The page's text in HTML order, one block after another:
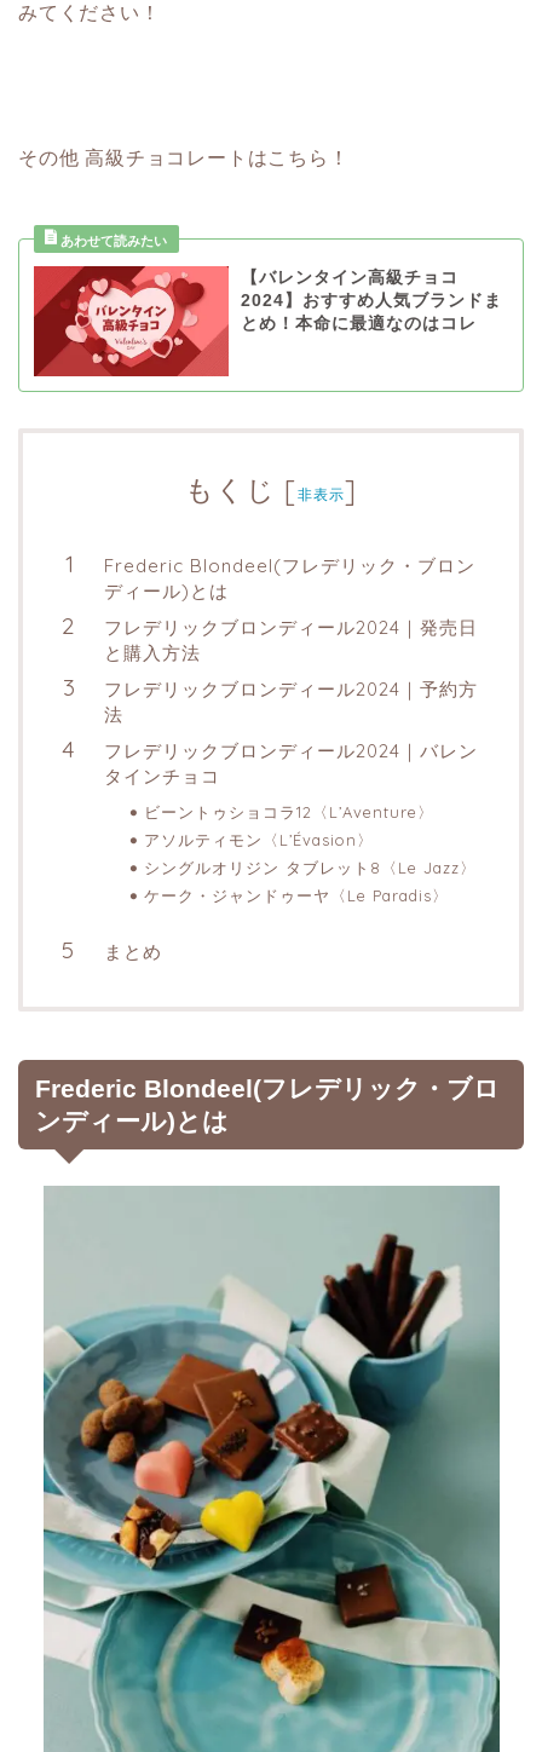
みてください！
その他 高級チョコレートはこちら！
【バレンタイン高級チョコ
2024】おすすめ人気ブランドま
とめ！本命に最適なのはコレ
もくじ [非表示]
Frederic Blondeel(フレデリック・ブロン
ディール)とは
フレデリックブロンディール2024｜発売日
と購入方法
フレデリックブロンディール2024｜予約方
法
フレデリックブロンディール2024｜バレン
タインチョコ
ビーントゥショコラ12〈L’Aventure〉
アソルティモン〈L’Évasion〉
シングルオリジン タブレット8〈Le Jazz〉
ケーク・ジャンドゥーヤ〈Le Paradis〉
まとめ
Frederic Blondeel(フレデリック・ブロ
ンディール)とは